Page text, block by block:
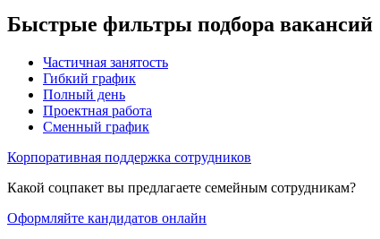
Быстрые фильтры подбора вакансий
Частичная занятость
Гибкий график
Полный день
Проектная работа
Сменный график
Корпоративная поддержка сотрудников
Какой соцпакет вы предлагаете семейным сотрудникам?
Оформляйте кандидатов онлайн